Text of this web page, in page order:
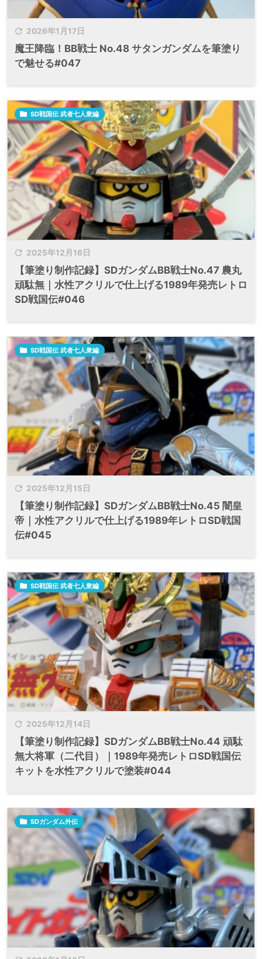
 2026年1月17日
魔王降臨！BB戦士 No.48 サタンガンダムを筆塗り
で魅せる#047
 2025年12月16日
 SD戦国伝 武者七人衆編
【筆塗り制作記録】SDガンダムBB戦士No.47 農丸
頑駄無｜水性アクリルで仕上げる1989年発売レトロ
SD戦国伝#046
 2025年12月15日
 SD戦国伝 武者七人衆編
【筆塗り制作記録】SDガンダムBB戦士No.45 闇皇
帝｜水性アクリルで仕上げる1989年レトロSD戦国
伝#045
 2025年12月14日
 SD戦国伝 武者七人衆編
【筆塗り制作記録】SDガンダムBB戦士No.44 頑駄
無大将軍（二代目）｜1989年発売レトロSD戦国伝
キットを水性アクリルで塗装#044
 SDガンダム外伝